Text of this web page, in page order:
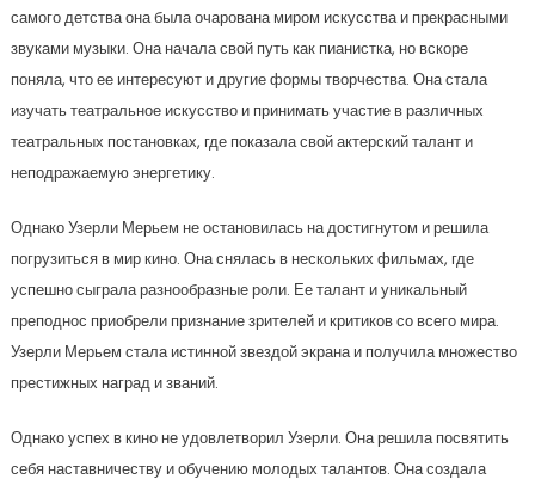
самого детства она была очарована миром искусства и прекрасными
звуками музыки. Она начала свой путь как пианистка, но вскоре
поняла, что ее интересуют и другие формы творчества. Она стала
изучать театральное искусство и принимать участие в различных
театральных постановках, где показала свой актерский талант и
неподражаемую энергетику.
Однако Узерли Мерьем не остановилась на достигнутом и решила
погрузиться в мир кино. Она снялась в нескольких фильмах, где
успешно сыграла разнообразные роли. Ее талант и уникальный
преподнос приобрели признание зрителей и критиков со всего мира.
Узерли Мерьем стала истинной звездой экрана и получила множество
престижных наград и званий.
Однако успех в кино не удовлетворил Узерли. Она решила посвятить
себя наставничеству и обучению молодых талантов. Она создала